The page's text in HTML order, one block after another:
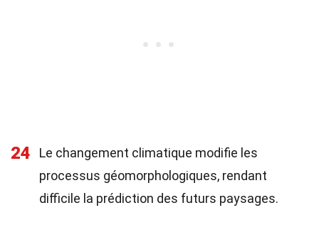
24
Le changement climatique modifie les
processus géomorphologiques, rendant
difficile la prédiction des futurs paysages.